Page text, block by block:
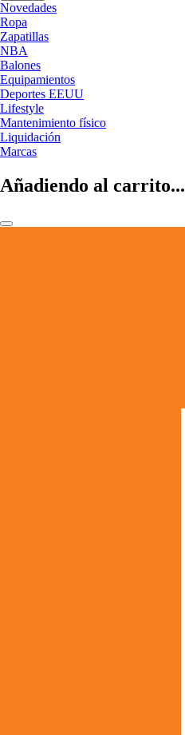
Novedades
Ropa
Zapatillas
NBA
Balones
Equipamientos
Deportes EEUU
Lifestyle
Mantenimiento físico
Liquidación
Marcas
Añadiendo al carrito...